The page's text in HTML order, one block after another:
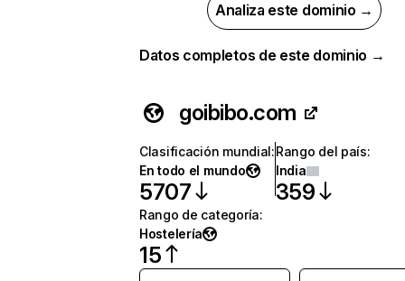
Analiza este dominio →
Datos completos de este dominio →
goibibo.com
Clasificación mundial:
En todo el mundo
5707
Rango del país:
India
359
Rango de categoría:
Hostelería
15